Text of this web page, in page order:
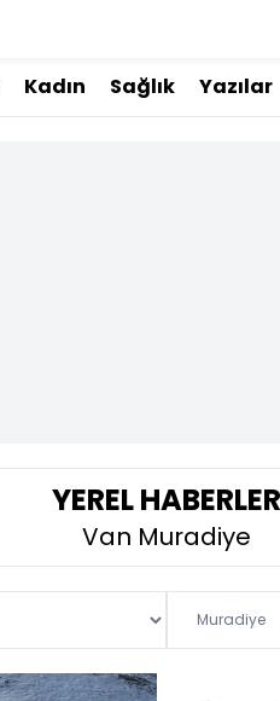
Kadın Sağlık Yazılar
YEREL HABERLER
Van Muradiye